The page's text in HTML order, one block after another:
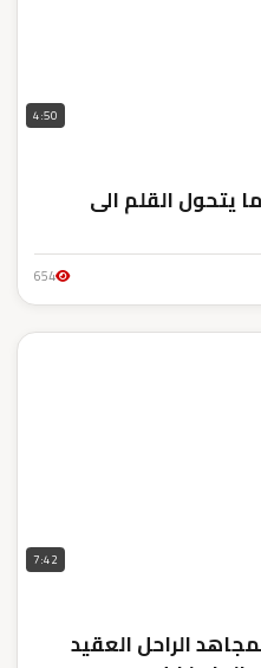
4:50
يتحول القلم الى
654
7:42
الراحل العقيد